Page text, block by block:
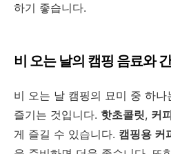
하기 좋습니다.
비 오는 날의 캠핑 음료와
비 오는 날 캠핑의 묘미 중 하
즐기는 것입니다. 핫초콜릿, 커피
게 즐길 수 있습니다. 캠핑용 커